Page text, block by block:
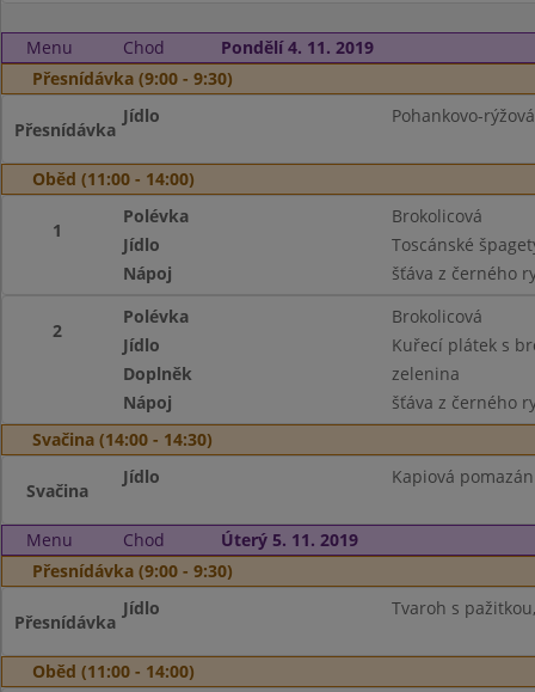
Menu Chod
Pondělí 4. 11. 2019
Přesnídávka (9:00 - 9:30)
Přesnídávka
Jídlo Pohankovo-
Oběd (11:00 - 14:00)
1
Polévka
Brokolicová
Jídlo
Toscánské
Nápoj
šťáva z černého
2
Polévka
Brokolicová
Jídlo
Kuřecí plátek s
Doplněk
zelenina
Nápoj
šťáva z černého
Svačina (14:00 - 14:30)
Svačina
Jídlo Kapiová
Menu Chod
Úterý 5. 11. 2019
Přesnídávka (9:00 - 9:30)
Přesnídávka
Jídlo Tvaroh s
Oběd (11:00 - 14:00)